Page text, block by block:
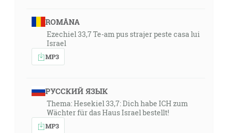
ROMÂNA
Ezechiel 33,7 Te-am pus strajer peste casa lui
Israel
MP3
РУССКИЙ ЯЗЫК
Thema: Hesekiel 33,7: Dich habe ICH zum
Wächter für das Haus Israel bestellt!
MP3